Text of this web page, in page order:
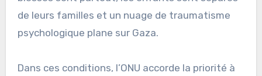
de leurs familles et un nuage de traumatisme
psychologique plane sur Gaza.
Dans ces conditions, l’ONU accorde la priorité à